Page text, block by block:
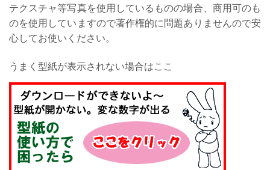
テクスチャ等写真を使用しているものの場合、商用可のも
のを使用していますので著作権的に問題ありませんので安
心してお使いください。
うまく型紙が表示されない場合はここ